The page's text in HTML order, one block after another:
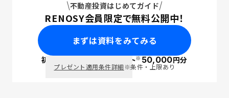
不動産投資はじめてガイド
RENOSY会員限定で無料公開中！
まずは資料をみてみる
初回面談で ポイント※50,000円分
プレゼント適用条件詳細※条件・上限あり